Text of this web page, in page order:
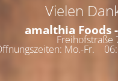
Vielen
amalthia Foods
Freihofstraße
Mo.-Fr.